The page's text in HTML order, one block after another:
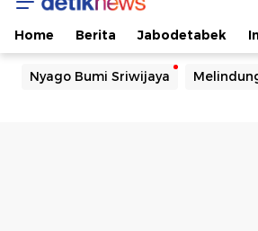
Home Berita Jabodetabek
Nyago Bumi Sriwijaya